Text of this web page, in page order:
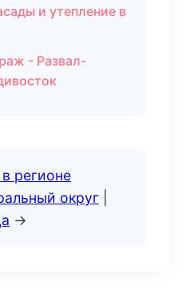
и утепление в
- Развал-
регионе
округ
→